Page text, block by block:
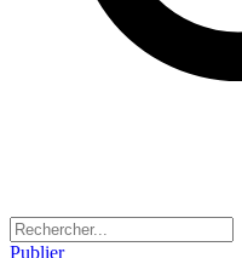
Publier